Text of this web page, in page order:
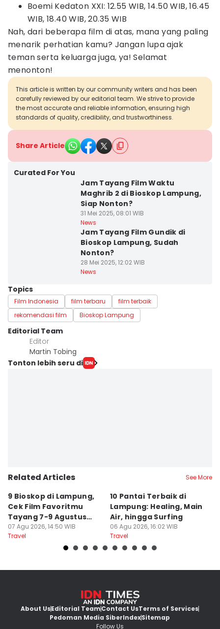
Boemi Kedaton XXI: 12.55 WIB, 14.50 WIB, 16.45
WIB, 18.40 WIB, 20.35 WIB
Nah, dari beberapa film di atas, mana yang paling
menarik perhatian kamu? Jangan lupa ajak
teman serta keluarga juga, ya! Selamat
menonton!
This article is written by our community writers and has been
carefully reviewed by our editorial team. We strive to provide
the most accurate and reliable information, ensuring high
standards of quality, credibility, and trustworthiness.
Share Article
Curated For You
Jam Tayang Film Waktu
Maghrib 2 di Bioskop Lampung,
Siap Nonton?
31 Mei 2025, 08:01 WIB
News
Jam Tayang Film Gundik di
Bioskop Lampung, Sudah
Nonton?
28 Mei 2025, 12:02 WIB
News
Topics
Film Indonesia film terbaru
film terbaik
rekomendasi film
Bioskop Lampung
Editorial Team
Editor
Martin Tobing
Tonton lebih seru di
Related Articles See More
9 Bioskop di Lampung,
Cek Film Favoritmu
Tayang 7-9 Agustus
2026
07 Agu 2026, 14:50 WIB
Travel
10 Pantai Terbaik di
Lampung: Healing, Main
Air, hingga Surfing
06 Agu 2026, 16:02 WIB
Travel
About UsEditorial TeamContact UsTerms of Services
Pedoman Media SiberIndexSitemap
Follow Us